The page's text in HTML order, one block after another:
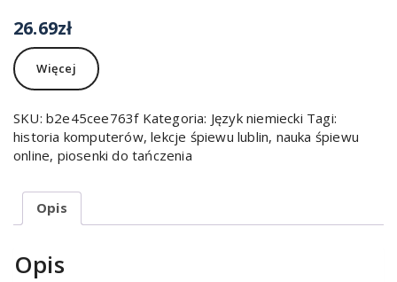
26.69zł
Więcej
SKU: b2e45cee763f Kategoria: Język niemiecki Tagi:
historia komputerów,lekcje śpiewu lublin, nauka śpiewu
online, piosenki do tańczenia
Opis
Opis